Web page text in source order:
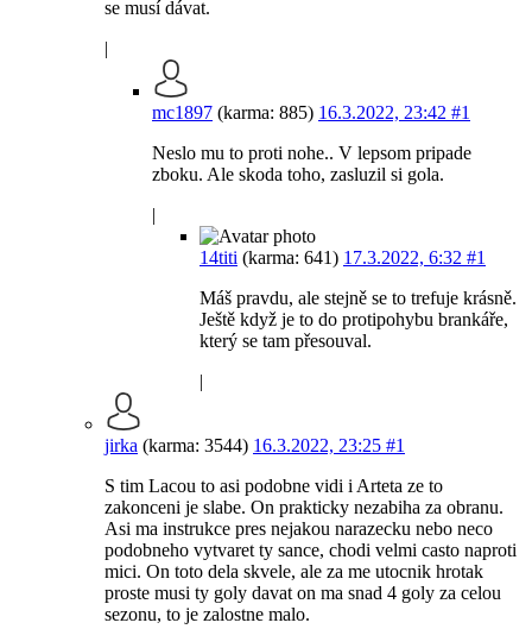
se musí dávat.
|
mc1897 (karma: 885) 16.3.2022, 23:42 #1
Neslo mu to proti nohe.. V lepsom pripade
zboku. Ale skoda toho, zasluzil si gola.
|
14titi (karma: 641) 17.3.2022, 6:32 #1
Máš pravdu, ale stejně se to trefuje krásně.
Ještě když je to do protipohybu brankáře,
který se tam přesouval.
|
jirka (karma: 3544) 16.3.2022, 23:25 #1
S tim Lacou to asi podobne vidi i Arteta ze to
zakonceni je slabe. On prakticky nezabiha za obranu.
Asi ma instrukce pres nejakou narazecku nebo neco
podobneho vytvaret ty sance, chodi velmi casto naproti
mici. On toto dela skvele, ale za me utocnik hrotak
proste musi ty goly davat on ma snad 4 goly za celou
sezonu, to je zalostne malo.